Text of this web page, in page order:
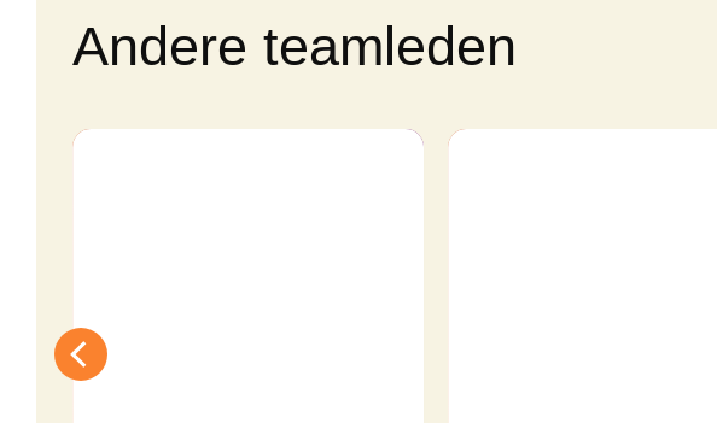
Andere teamleden